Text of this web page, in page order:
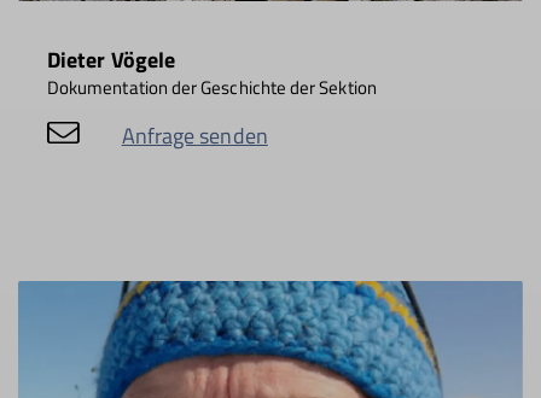
Dieter Vögele
Dokumentation der Geschichte der Sektion
Anfrage senden